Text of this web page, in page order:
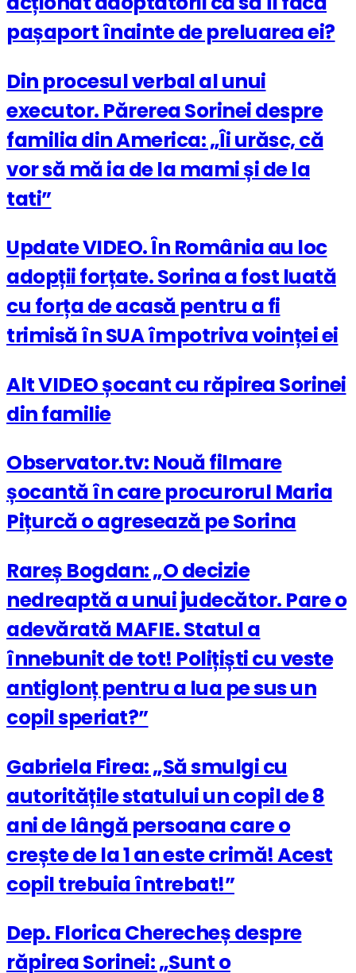
pașaport înainte de preluarea ei?
Din procesul verbal al unui
executor. Părerea Sorinei despre
familia din America: „Îi urăsc, că
vor să mă ia de la mami și de la
tati”
Update VIDEO. În România au loc
adopții forțate. Sorina a fost luată
cu forța de acasă pentru a fi
trimisă în SUA împotriva voinței ei
Alt VIDEO șocant cu răpirea Sorinei
din familie
Observator.tv: Nouă filmare
șocantă în care procurorul Maria
Pițurcă o agresează pe Sorina
Rareș Bogdan: „O decizie
nedreaptă a unui judecător. Pare o
adevărată MAFIE. Statul a
înnebunit de tot! Polițiști cu veste
antiglonț pentru a lua pe sus un
copil speriat?”
Gabriela Firea: „Să smulgi cu
autoritățile statului un copil de 8
ani de lângă persoana care o
crește de la 1 an este crimă! Acest
copil trebuia întrebat!”
Dep. Florica Cherecheș despre
răpirea Sorinei: „Sunt o